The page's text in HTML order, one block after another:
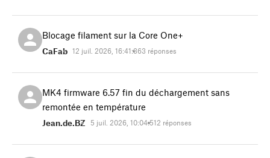
Blocage filament sur la Core One+
CaFab 12 juil. 2026, 16:41:363 réponses
MK4 firmware 6.57 fin du déchargement sans
remontée en température
Jean.de.BZ 5 juil. 2026, 10:04:512 réponses